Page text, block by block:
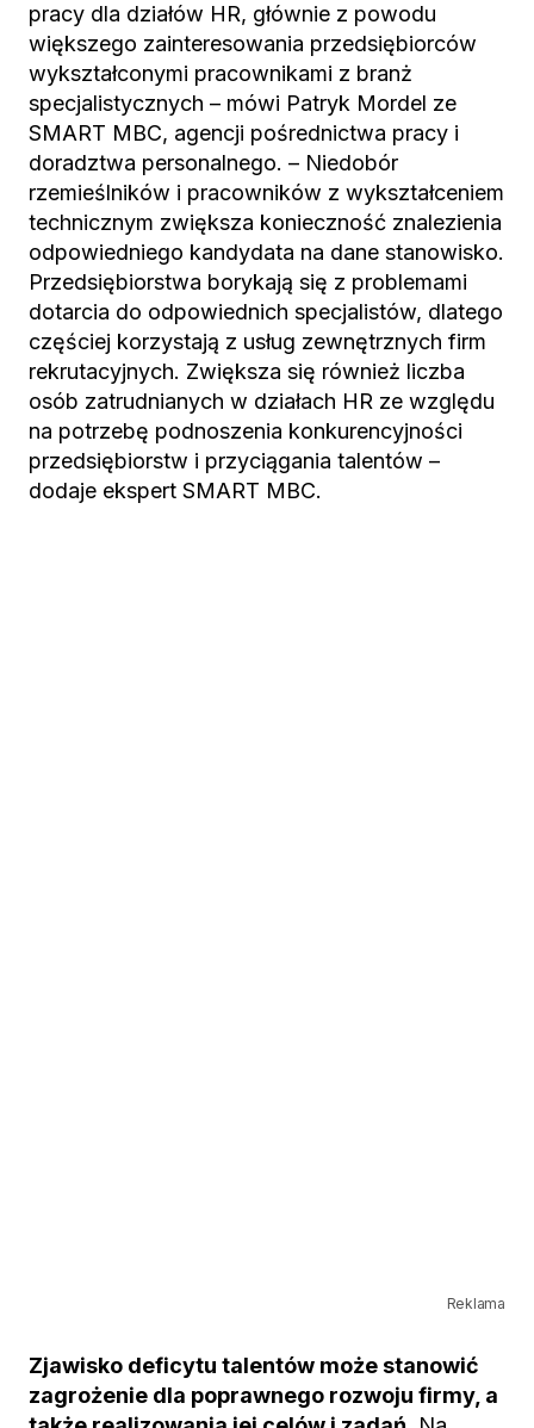
pracy dla działów HR, głównie z powodu
większego zainteresowania przedsiębiorców
wykształconymi pracownikami z branż
specjalistycznych – mówi Patryk Mordel ze
SMART MBC, agencji pośrednictwa pracy i
doradztwa personalnego. – Niedobór
rzemieślników i pracowników z wykształceniem
technicznym zwiększa konieczność znalezienia
odpowiedniego kandydata na dane stanowisko.
Przedsiębiorstwa borykają się z problemami
dotarcia do odpowiednich specjalistów, dlatego
częściej korzystają z usług zewnętrznych firm
rekrutacyjnych. Zwiększa się również liczba
osób zatrudnianych w działach HR ze względu
na potrzebę podnoszenia konkurencyjności
przedsiębiorstw i przyciągania talentów –
dodaje ekspert SMART MBC.
Reklama
Zjawisko deficytu talentów może stanowić
zagrożenie dla poprawnego rozwoju firmy, a